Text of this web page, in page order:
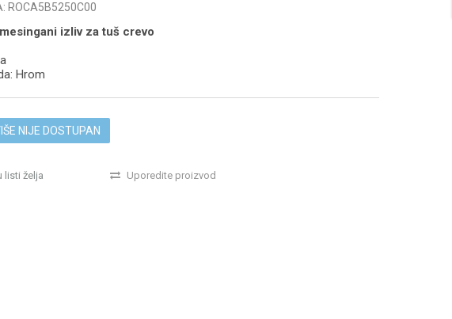
ROCA5B5250C00
izliv za tuš crevo
Hrom
NIJE DOSTUPAN
listi želja Uporedite proizvod